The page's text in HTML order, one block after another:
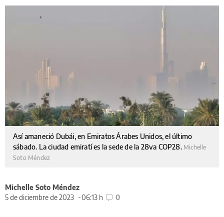
Así amaneció Dubái, en Emiratos Árabes Unidos, el último
sábado. La ciudad emiratí es la sede de la 28va COP28. Michelle
Soto Méndez
Michelle Soto Méndez
5 de diciembre de 2023
06:13 h 0